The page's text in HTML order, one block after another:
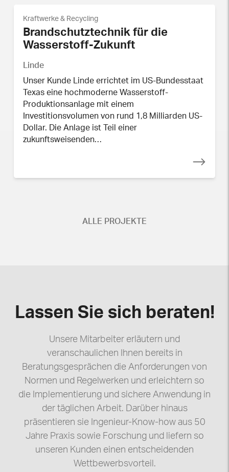
Kraftwerke & Recycling
Brandschutztechnik für die
Wasserstoff-Zukunft
Linde
Unser Kunde Linde errichtet im US-Bundesstaat
Texas eine hochmoderne Wasserstoff-
Produktionsanlage mit einem
Investitionsvolumen von rund 1,8 Milliarden US-
Dollar. Die Anlage ist Teil einer
zukunftsweisenden…
ALLE PROJEKTE
Lassen Sie sich beraten!
Unsere Mitarbeiter erläutern und
veranschaulichen Ihnen bereits in
Beratungsgesprächen die Anforderungen von
Normen und Regelwerken und erleichtern so
die Implementierung und sichere Anwendung in
der täglichen Arbeit. Darüber hinaus
präsentieren sie Ingenieur-Know-how aus 50
Jahre Praxis sowie Forschung und liefern so
unseren Kunden einen entscheidenden
Wettbewerbsvorteil.